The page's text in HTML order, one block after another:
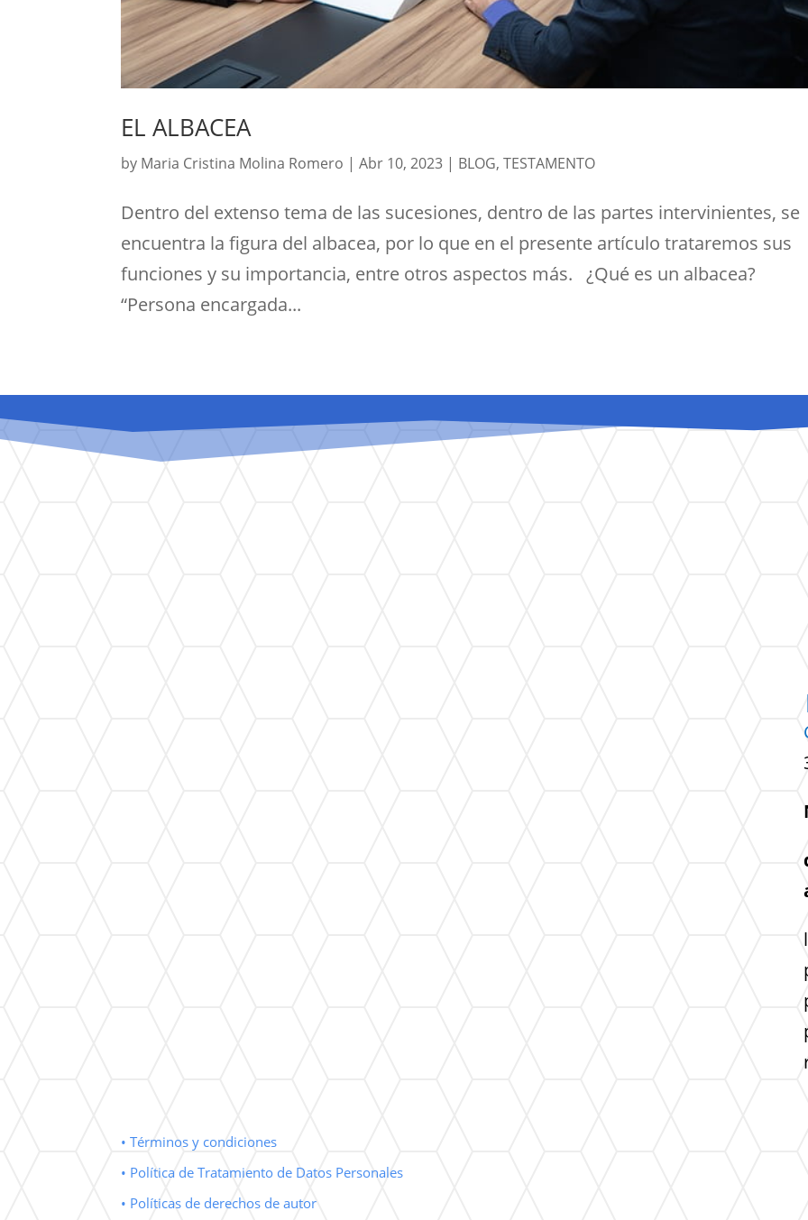
EL ALBACEA
by Maria Cristina Molina Romero |Abr 10, 2023 | BLOG,TESTAMENTO
Dentro del extenso tema de las sucesiones, dentro de las partes intervinientes, se
encuentra la figura del albacea, por lo que en el presente artículo trataremos sus
funciones y su importancia, entre otros aspectos más. ¿Qué es un albacea?
“Persona encargada...
• Términos y condiciones
• Política de Tratamiento de Datos Personales
• Políticas de derechos de autor